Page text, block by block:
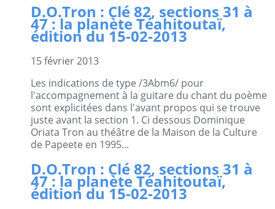
D.O.Tron : Clé 82, sections 31 à
47 : la planète Téahitoutaï,
édition du 15-02-2013
15 février 2013
Les indications de type /3Abm6/ pour
l'accompagnement à la guitare du chant du poème
sont explicitées dans l'avant propos qui se trouve
juste avant la section 1. Ci dessous Dominique
Oriata Tron au théâtre de la Maison de la Culture
de Papeete en 1995...
D.O.Tron : Clé 82, sections 31 à
47 : la planète Téahitoutaï,
édition du 15-02-2013